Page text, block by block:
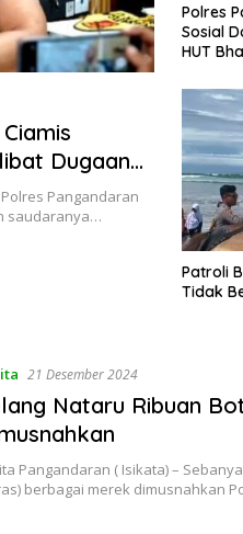
Dugaan
Pangandaran
saudaranya…
Polres
Sosial
HUT
Patroli
Tidak
21 Desember 2024
Nataru Ribuan
Pangandaran ( Isikata) –
berbagai merek dimusnahkan